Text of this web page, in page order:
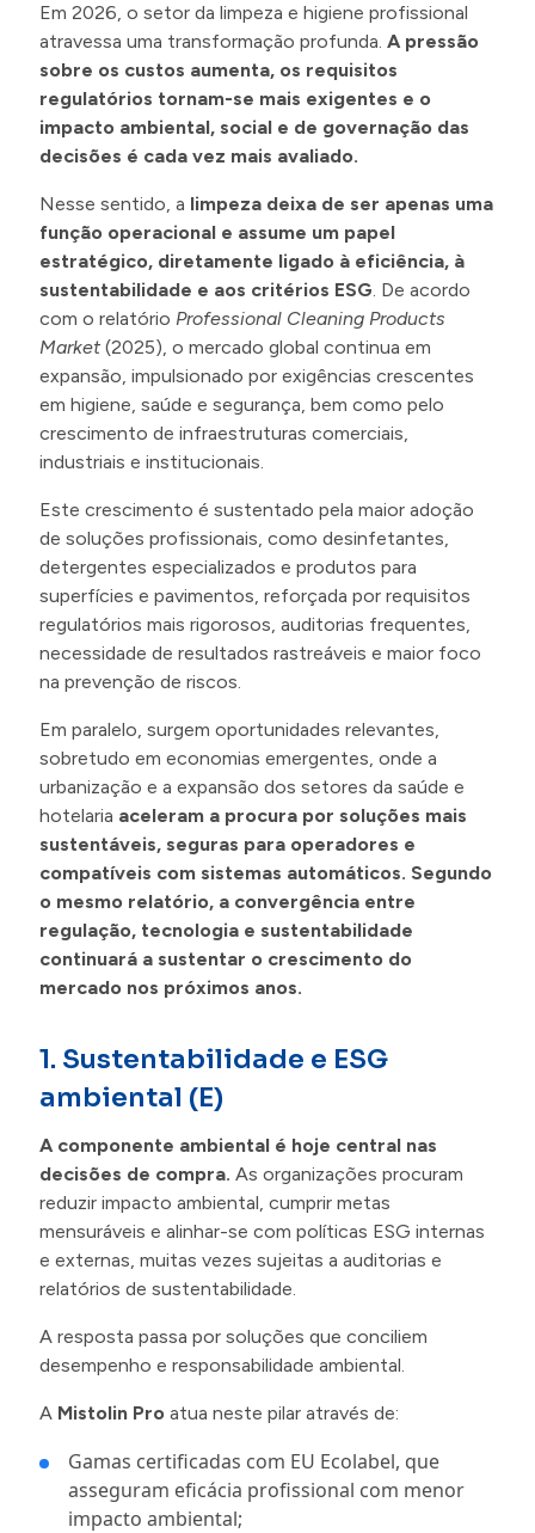
Em 2026, o setor da limpeza e higiene profissional
atravessa uma transformação profunda.A pressão
sobre os custos aumenta, os requisitos
regulatórios tornam-se mais exigentes e o
impacto ambiental, social e de governação das
decisões é cada vez mais avaliado.
Nesse sentido, a limpeza deixa de ser apenas uma
função operacional e assume um papel
estratégico, diretamente ligado à eficiência, à
sustentabilidade e aos critérios ESG. De acordo
com o relatório Professional Cleaning Products
Market (2025), o mercado global continua em
expansão, impulsionado por exigências crescentes
em higiene, saúde e segurança, bem como pelo
crescimento de infraestruturas comerciais,
industriais e institucionais.
Este crescimento é sustentado pela maior adoção
de soluções profissionais, como desinfetantes,
detergentes especializados e produtos para
superfícies e pavimentos, reforçada por requisitos
regulatórios mais rigorosos, auditorias frequentes,
necessidade de resultados rastreáveis e maior foco
na prevenção de riscos.
Em paralelo, surgem oportunidades relevantes,
sobretudo em economias emergentes, onde a
urbanização e a expansão dos setores da saúde e
hotelaria aceleram a procura por soluções mais
sustentáveis, seguras para operadores e
compatíveis com sistemas automáticos. Segundo
o mesmo relatório, a convergência entre
regulação, tecnologia e sustentabilidade
continuará a sustentar o crescimento do
mercado nos próximos anos.
1. Sustentabilidade e ESG
ambiental (E)
A componente ambiental é hoje central nas
decisões de compra. As organizações procuram
reduzir impacto ambiental, cumprir metas
mensuráveis e alinhar-se com políticas ESG internas
e externas, muitas vezes sujeitas a auditorias e
relatórios de sustentabilidade.
A resposta passa por soluções que conciliem
desempenho e responsabilidade ambiental.
A Mistolin Pro atua neste pilar através de:
Gamas certificadas com EU Ecolabel, que
asseguram eficácia profissional com menor
impacto ambiental;